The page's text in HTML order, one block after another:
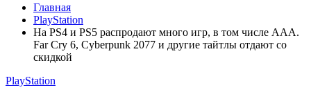
Главная
PlayStation
На PS4 и PS5 распродают много игр, в том числе AAA.
Far Cry 6, Cyberpunk 2077 и другие тайтлы отдают со
скидкой
PlayStation